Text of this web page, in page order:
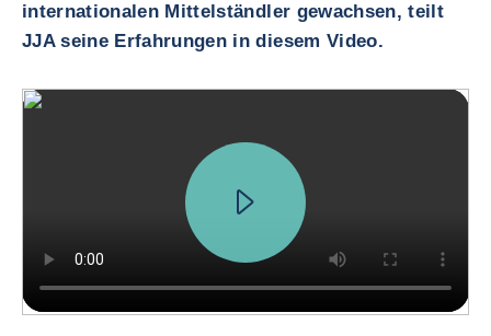
internationalen Mittelständler gewachsen, teilt
JJA seine Erfahrungen in diesem Video.